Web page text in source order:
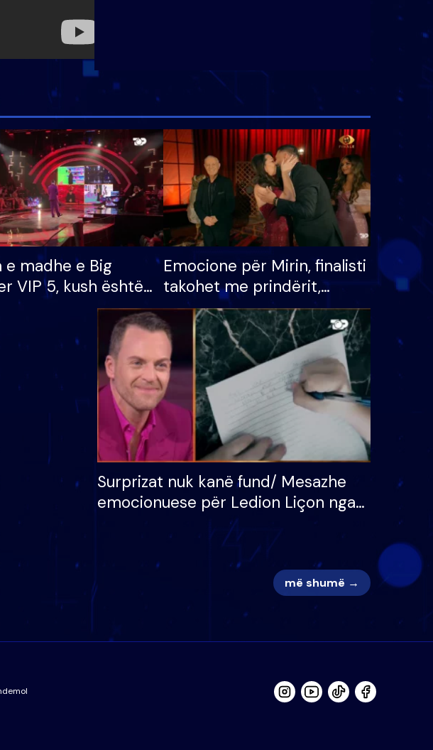
e madhe e Big
VIP 5, kush është
i parë që lë shtëpinë
mundësinë për
çmimin e madh
Emocione për Mirin, finalisti
takohet me prindërit,
vajzën dhe bashkëshorten:
S’kemi ndonjë letër divorci
apo jo?
Surprizat nuk kanë fund/ Mesazhe
emocionuese për Ledion Liçon nga
nëna dhe fëmijët e tij, moderatori
nuk i mban dot lotët: Nuk meritoj…
më shumë →